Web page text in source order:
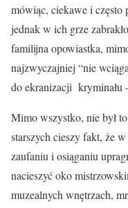
mówiąc, ciekawe i często
jednak w ich grze
familijna opowiastka,
najzwyczajniej “nie
do ekranizacji kryminału
Mimo wszystko, nie był
starszych cieszy fakt, że
zaufaniu i osiąganiu
nacieszyć oko
muzealnych wnętrzach,